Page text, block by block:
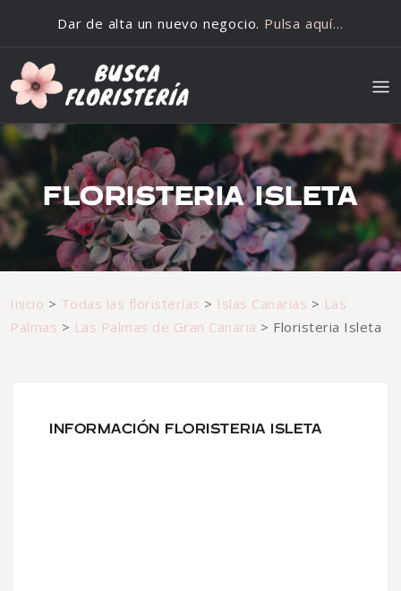
Dar de alta un nuevo negocio. Pulsa aquí…
FLORISTERIA ISLETA
Inicio > Todas las floristerías > Islas Canarias > Las
Palmas > Las Palmas de Gran Canaria > Floristeria Isleta
INFORMACIÓN FLORISTERIA ISLETA